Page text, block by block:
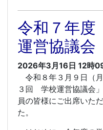
令和７年
運営協議会
2026年3月16日 12時
令和８年３月９日（
３回 学校運営協議会
員の皆様にご出席いた
た。